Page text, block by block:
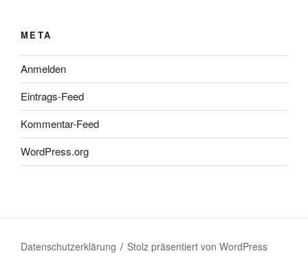
META
Anmelden
Eintrags-Feed
Kommentar-Feed
WordPress.org
Datenschutzerklärung Stolz präsentiert von WordPress